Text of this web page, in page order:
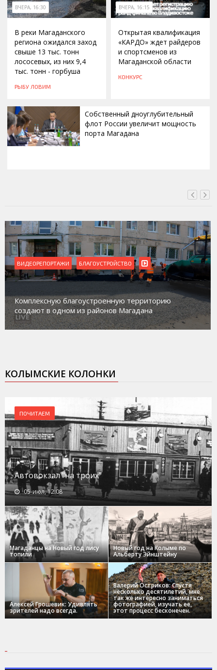
ВЧЕРА, 16:30
В реки Магаданского
региона ожидался заход
свыше 13 тыс. тонн
лососевых, из них 9,4
тыс. тонн - горбуша
РЫБУ ЛОВИМ
ВЧЕРА, 16:15
Открытая квалификация
«КАРДО» ждет райдеров
и спортсменов из
Магаданской области
КОНКУРС
Собственный дноуглубительный
флот России увеличит мощность
порта Магадана
ВИДЕОРЕПОРТАЖИ БЛАГОУСТРОЙСТВО
Комплексную благоустроенную территорию
создают в одном из районов Магадана
КОЛЫМСКИЕ КОЛОНКИ
ПОЧИТАЕМ
Автовокзал "на троих"
05-июл, 12:08
Магаданцы на Новый год лису
топили
Новый год на Колыме по
Альберту Эйнштейну
Алексей Грошевик: Удивлять
зрителей надо всегда.
Валерий Остриков: Спустя
несколько десятилетий, мне
так же интересно заниматься
фотографией, изучать ее,
этот процесс бесконечен.